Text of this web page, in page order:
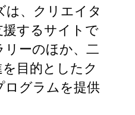
は、クリエイタ
援するサイトで
ーのほか、二
目的としたク
ログラムを提供